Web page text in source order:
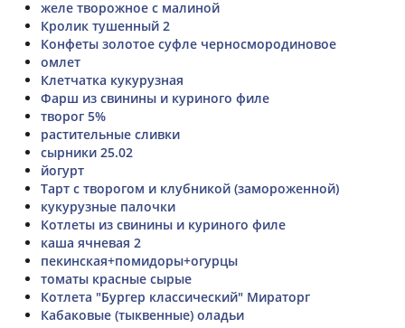
желе творожное с малиной
Кролик тушенный 2
Конфеты золотое суфле черносмородиновое
омлет
Клетчатка кукурузная
Фарш из свинины и куриного филе
творог 5%
растительные сливки
сырники 25.02
йогурт
Тарт с творогом и клубникой (замороженной)
кукурузные палочки
Котлеты из свинины и куриного филе
каша ячневая 2
пекинская+помидоры+огурцы
томаты красные сырые
Котлета "Бургер классический" Мираторг
Кабаковые (тыквенные) оладьи